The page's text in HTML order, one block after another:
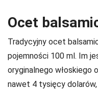
Ocet
Tradycyjny ocet
pojemności 100 ml. Im
oryginalnego
nawet 4 tysięcy